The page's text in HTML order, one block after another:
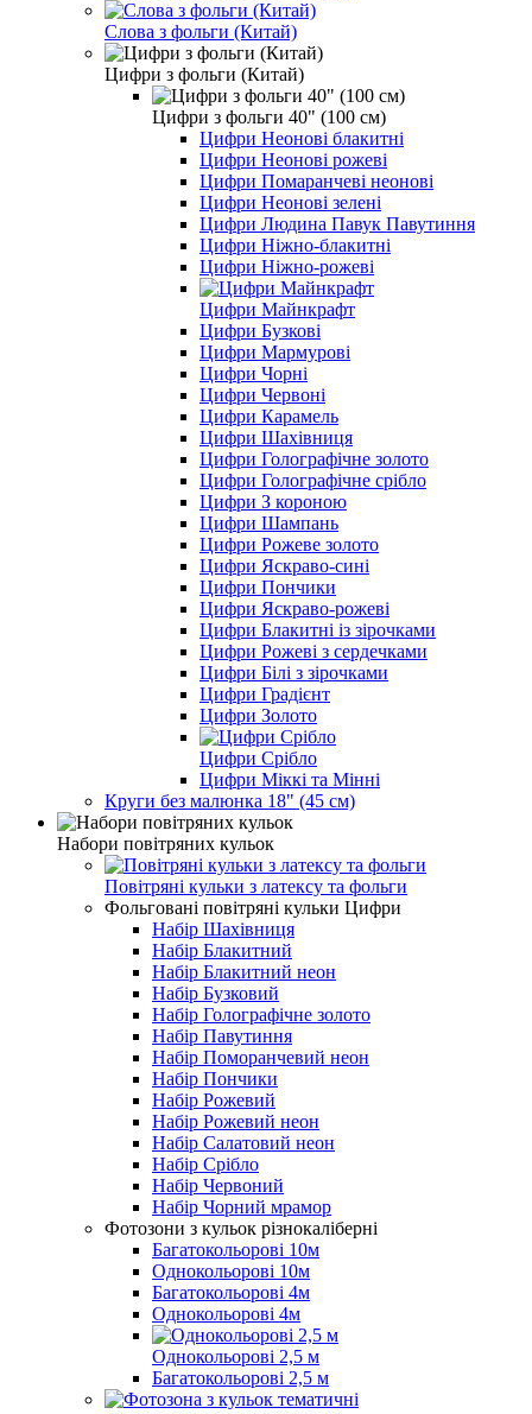
Слова з фольги (Китай)
Цифри з фольги (Китай)
Цифри з фольги 40" (100 см)
Цифри Неонові блакитні
Цифри Неонові рожеві
Цифри Помаранчеві неонові
Цифри Неонові зелені
Цифри Людина Павук Павутиння
Цифри Ніжно-блакитні
Цифри Ніжно-рожеві
Цифри Майнкрафт
Цифри Бузкові
Цифри Мармурові
Цифри Чорні
Цифри Червоні
Цифри Карамель
Цифри Шахівниця
Цифри Голографічне золото
Цифри Голографічне срібло
Цифри З короною
Цифри Шампань
Цифри Рожеве золото
Цифри Яскраво-сині
Цифри Пончики
Цифри Яскраво-рожеві
Цифри Блакитні із зірочками
Цифри Рожеві з сердечками
Цифри Білі з зірочками
Цифри Градієнт
Цифри Золото
Цифри Срібло
Цифри Міккі та Мінні
Круги без малюнка 18" (45 см)
Набори повітряних кульок
Повітряні кульки з латексу та фольги
Фольговані повітряні кульки Цифри
Набір Шахівниця
Набір Блакитний
Набір Блакитний неон
Набір Бузковий
Набір Голографічне золото
Набір Павутиння
Набір Поморанчевий неон
Набір Пончики
Набір Рожевий
Набір Рожевий неон
Набір Салатовий неон
Набір Срібло
Набір Червоний
Набір Чорний мрамор
Фотозони з кульок різнокаліберні
Багатокольорові 10м
Однокольорові 10м
Багатокольорові 4м
Однокольорові 4м
Однокольорові 2,5 м
Багатокольорові 2,5 м